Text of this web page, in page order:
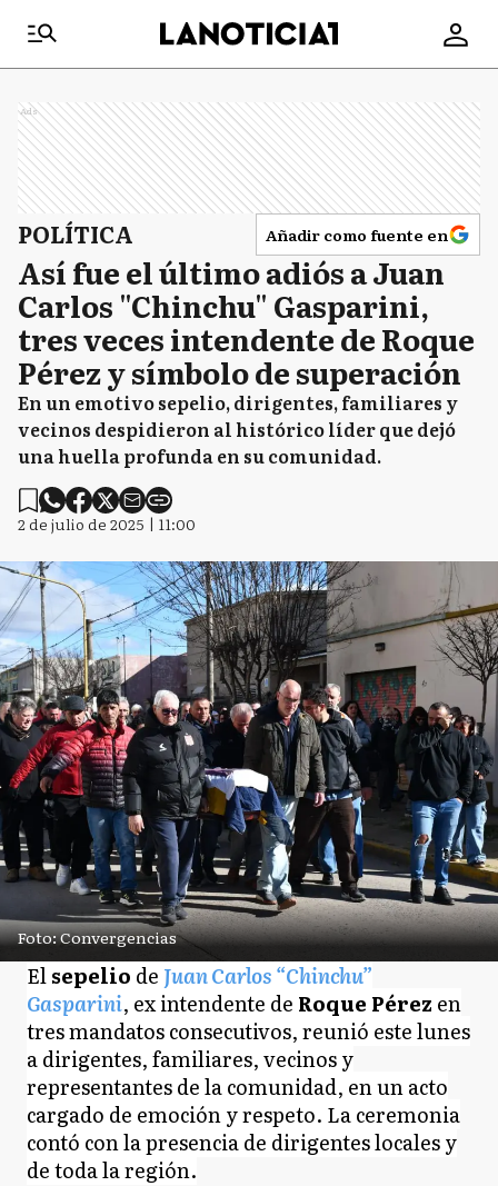
Ads
POLÍTICA Añadir como fuente en
Así fue el último adiós a Juan
Carlos "Chinchu" Gasparini,
tres veces intendente de Roque
Pérez y símbolo de superación
En un emotivo sepelio, dirigentes, familiares y
vecinos despidieron al histórico líder que dejó
una huella profunda en su comunidad.
2 de julio de 2025 | 11:00
Foto: Convergencias
Elsepelio de Juan Carlos “Chinchu”
Gasparini, ex intendente de Roque Pérez en
tres mandatos consecutivos, reunió este lunes
a dirigentes, familiares, vecinos y
representantes de la comunidad, en un acto
cargado de emoción y respeto. La ceremonia
contó con la presencia de dirigentes locales y
de toda la región.